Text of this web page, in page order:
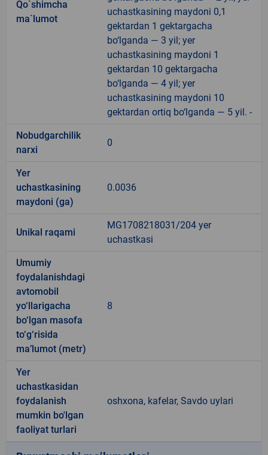
Qo`shimcha
ma`lumot
uchastkasining maydoni 0,1
gektardan 1 gektargacha
bo‘lganda — 3 yil; yer
uchastkasining maydoni 1
gektardan 10 gektargacha
bo‘lganda — 4 yil; yer
uchastkasining maydoni 10
gektardan ortiq bo‘lganda — 5 yil. -
Nobudgarchilik
narxi
0
Yer
uchastkasining
maydoni (ga)
0.0036
Unikal raqami
MG1708218031/204 yer
uchastkasi
Umumiy
foydalanishdagi
avtomobil
yo‘llarigacha
bo‘lgan masofa
to‘g‘risida
ma’lumot (metr)
8
Yer
uchastkasidan
foydalanish
mumkin bo'lgan
faoliyat turlari
oshxona, kafelar, Savdo uylari